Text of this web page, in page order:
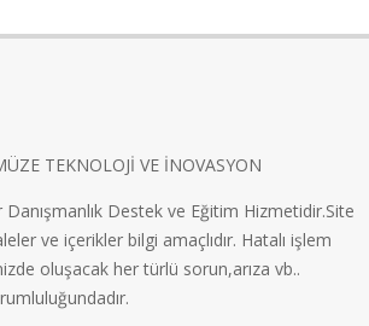
TEKNOLOJİ VE İNOVASYON
Danışmanlık Destek ve Eğitim Hizmetidir.Site
ve içerikler bilgi amaçlıdır. Hatalı işlem
oluşacak her türlü sorun,arıza vb..